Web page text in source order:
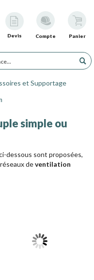
Devis Compte Panier
et Supportage
simple ou
dessous sont proposées,
deventilation
combles non isolées).